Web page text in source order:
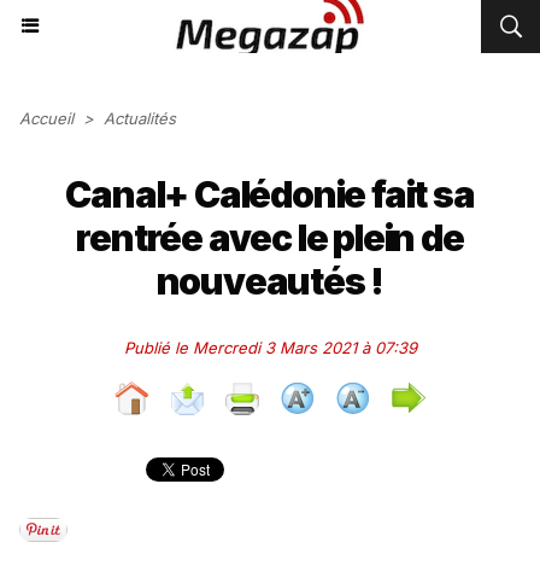
Accueil > Actualités
Canal+ Calédonie fait sa
rentrée avec le plein de
nouveautés !
Publié le Mercredi 3 Mars 2021 à 07:39